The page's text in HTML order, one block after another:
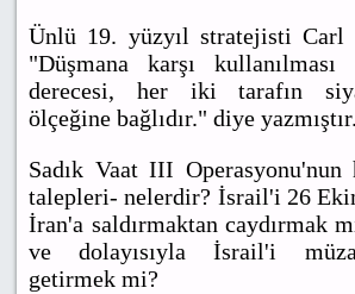
Ünlü 19. yüzyıl stratejisti Carl
"Düşmana karşı
derecesi, her iki tarafın
ölçeğine bağlıdır." diye yazmıştır.
Sadık Vaat III
talepleri- nelerdir? İsrail'i 26
İran'a saldırmaktan caydırmak
ve dolayısıyla İsrail'i
getirmek mi?